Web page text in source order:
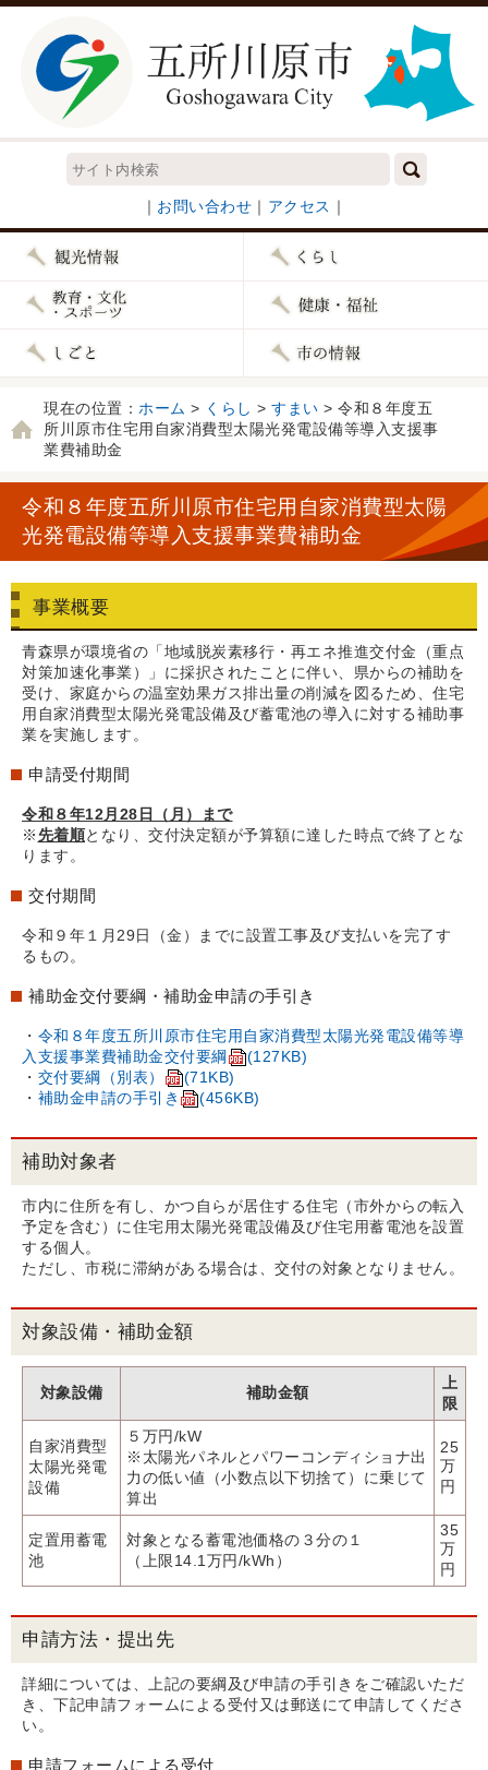
｜ お問い合わせ ｜ アクセス ｜
現在の位置： ホーム > くらし > すまい > 令和８年度五
所川原市住宅用自家消費型太陽光発電設備等導入支援事
業費補助金
令和８年度五所川原市住宅用自家消費型太陽
光発電設備等導入支援事業費補助金
事業概要
青森県が環境省の「地域脱炭素移行・再エネ推進交付金（重点
対策加速化事業）」に採択されたことに伴い、県からの補助を
受け、家庭からの温室効果ガス排出量の削減を図るため、住宅
用自家消費型太陽光発電設備及び蓄電池の導入に対する補助事
業を実施します。
申請受付期間
令和８年12月28日（月）まで
※先着順となり、交付決定額が予算額に達した時点で終了とな
ります。
交付期間
令和９年１月29日（金）までに設置工事及び支払いを完了す
るもの。
補助金交付要綱・補助金申請の手引き
・ 令和８年度五所川原市住宅用自家消費型太陽光発電設備等導
入支援事業費補助金交付要綱
(127KB)
・ 交付要綱（別表）
(71KB)
・ 補助金申請の手引き (456KB)
補助対象者
市内に住所を有し、かつ自らが居住する住宅（市外からの転入
予定を含む）に住宅用太陽光発電設備及び住宅用蓄電池を設置
する個人。
ただし、市税に滞納がある場合は、交付の対象となりません。
対象設備・補助金額
対象設備 補助金額
上
限
自家消費型
太陽光発電
設備
５万円/kW
※太陽光パネルとパワーコンディショナ出
力の低い値（小数点以下切捨て）に乗じて
算出
25
万
円
定置用蓄電
池
対象となる蓄電池価格の３分の１
（上限14.1万円/kWh）
35
万
円
申請方法・提出先
詳細については、上記の要綱及び申請の手引きをご確認いただ
き、下記申請フォームによる受付又は郵送にて申請してくださ
い。
申請フォームによる受付